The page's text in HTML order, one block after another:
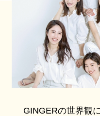
GINGERの世界観